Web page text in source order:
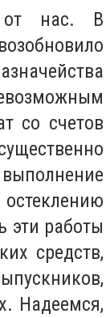
от нас. В
со счетов
эти работы
средств,
Надеемся,